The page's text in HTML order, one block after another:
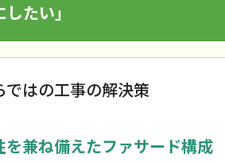
たい」
ではの工事の解決策
兼ね備えたファサード構成